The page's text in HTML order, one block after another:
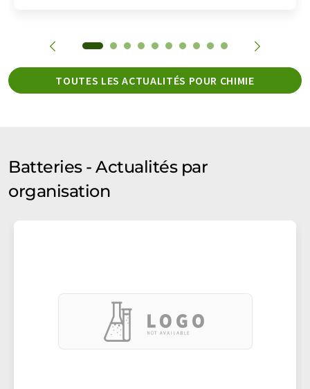
TOUTES LES ACTUALITÉS POUR CHIMIE
Batteries - Actualités par
organisation